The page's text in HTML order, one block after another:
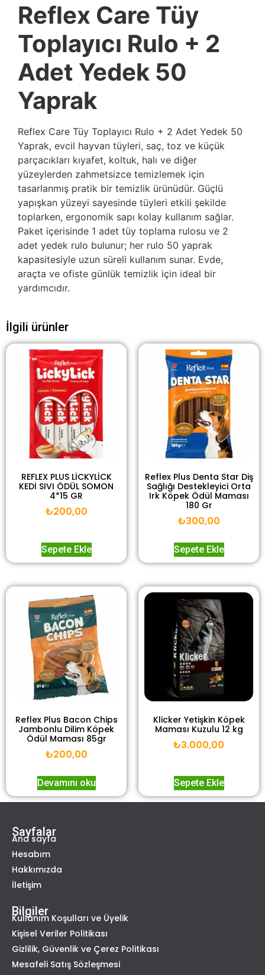
Reflex Care Tüy
Toplayıcı Rulo + 2
Adet Yedek 50
Yaprak
Reflex Care Tüy Toplayıcı Rulo + 2 Adet Yedek 50
Yaprak, evcil hayvan tüyleri, saç, toz ve küçük
parçacıkları kıyafet, koltuk, halı ve diğer
yüzeylerden zahmetsizce temizlemek için
tasarlanmış pratik bir temizlik ürünüdür. Güçlü
yapışkan yüzeyi sayesinde tüyleri etkili şekilde
toplarken, ergonomik sapı kolay kullanım sağlar.
Paket içerisinde 1 adet tüy toplama rulosu ve 2
adet yedek rulo bulunur; her rulo 50 yaprak
kapasitesiyle uzun süreli kullanım sunar. Evde,
araçta ve ofiste günlük temizlik için ideal bir
yardımcıdır.
İlgili ürünler
REFLEX PLUS LİCKYLİCK
KEDİ SIVI ÖDÜL SOMON
4*15 GR
₺200,00
Sepete Ekle
Reflex Plus Denta Star Diş
Sağlığı Destekleyici Orta
Irk Köpek Ödül Maması
180 Gr
₺300,00
Sepete Ekle
Reflex Plus Bacon Chips
Jambonlu Dilim Köpek
Ödül Maması 85gr
₺200,00
Devamını oku
Klicker Yetişkin Köpek
Maması Kuzulu 12 kg
₺3.000,00
Sepete Ekle
Sayfalar
Ana sayfa
Hesabım
Hakkımızda
İletişim
Bilgiler
Kullanım Koşulları ve Üyelik
Kişisel Veriler Politikası
Gizlilik, Güvenlik ve Çerez Politikası
Mesafeli Satış Sözleşmesi